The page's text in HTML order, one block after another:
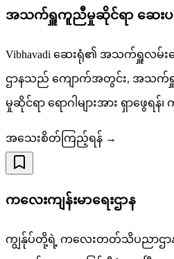
အသက်ရှူကူညီမှုဆိုင်ရာ ဆေးပ
Vibhavadi ဆေးရုံ၏ အသက်ရှူလမ်း
ဌာနသည် ကျောက်အတွင်း, အသက်ရှူ
မှုဆိုင်ရာ ရောဂါများအား ရှာဖွေရန်
အသေးစိတ်ကြည့်ရန် →
ကလေးကျန်းမာရေးဌာန
ကျွန်ုပ်တို့ရဲ့ ကလေးတတ်သိပညာဌာန